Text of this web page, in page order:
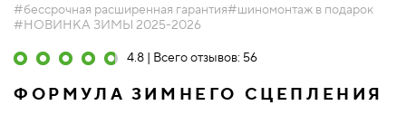
#бессрочная расширенная гарантия#шиномонтаж в подарок
#НОВИНКА ЗИМЫ 2025-2026
4.8 | Всего отзывов: 56
ФОРМУЛА ЗИМНЕГО СЦЕПЛЕНИЯ